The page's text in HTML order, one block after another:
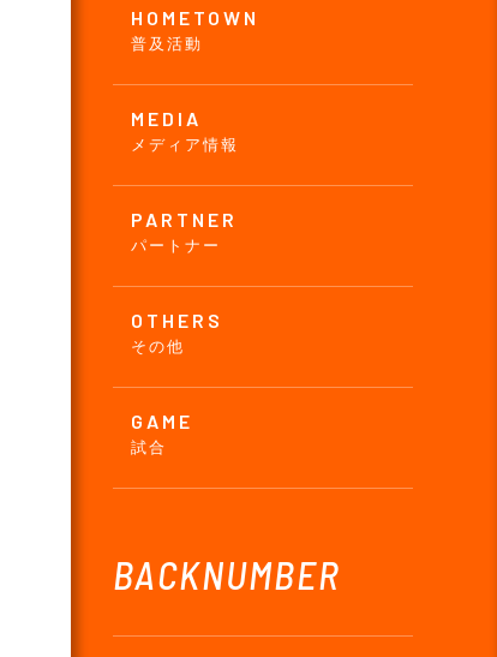
HOMETOWN
普及活動
MEDIA
メディア情報
PARTNER
パートナー
OTHERS
その他
GAME
試合
BACKNUMBER